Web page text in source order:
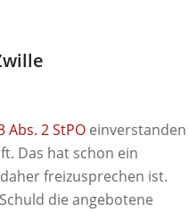
Abs. 2 StPO einverstanden
Das hat schon ein
freizusprechen ist.
die angebotene